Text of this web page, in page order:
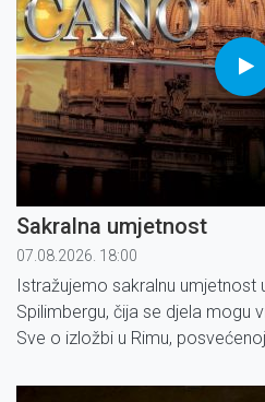
Sakralna umjetnost
07.08.2026. 18:00
Istražujemo sakralnu umjetnost
Spilimbergu, čija se djela mogu
Sve o izložbi u Rimu,
generacije slikara!